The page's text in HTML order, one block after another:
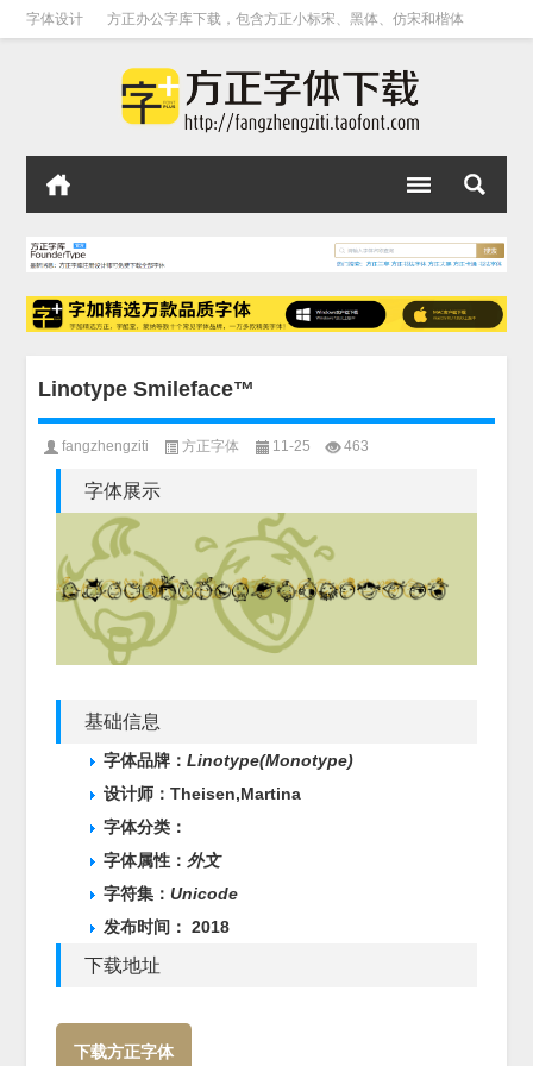
字体设计 方正办公字库下载，包含方正小标宋、黑体、仿宋和楷体
Linotype Smileface™
fangzhengziti 方正字体 11-25 463
字体展示
基础信息
字体品牌：Linotype(Monotype)
设计师：Theisen,Martina
字体分类：
字体属性： 外文
字符集：Unicode
发布时间： 2018
下载地址
下载方正字体